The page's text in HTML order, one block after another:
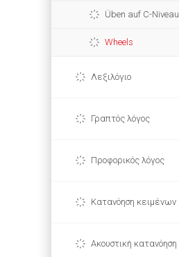
Üben auf C-Niveau
Wheels
Λεξιλόγιο
Γραπτός λόγος
Προφορικός λόγος
Κατανόηση κειμένων
Ακουστική κατανόηση